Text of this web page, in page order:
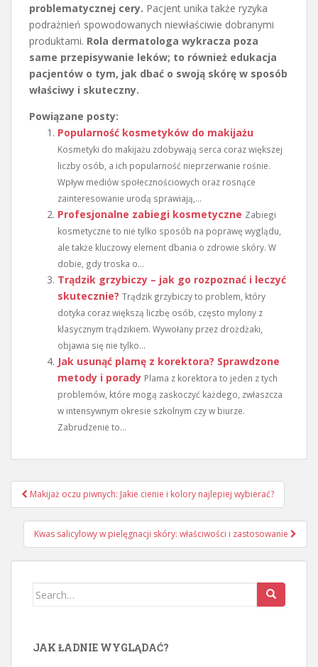
problematycznej cery. Pacjent unika także ryzyka
podrażnień spowodowanych niewłaściwie dobranymi
produktami. Rola dermatologa wykracza poza
same przepisywanie leków; to również edukacja
pacjentów o tym, jak dbać o swoją skórę w sposób
właściwy i skuteczny.
Powiązane posty:
Popularność kosmetyków do makijażu
Kosmetyki do makijażu zdobywają serca coraz większej
liczby osób, a ich popularność nieprzerwanie rośnie.
Wpływ mediów społecznościowych oraz rosnące
zainteresowanie urodą sprawiają,...
Profesjonalne zabiegi kosmetyczne Zabiegi
kosmetyczne to nie tylko sposób na poprawę wyglądu,
ale także kluczowy element dbania o zdrowie skóry. W
dobie, gdy troska o...
Trądzik grzybiczy – jak go rozpoznać i leczyć
skutecznie? Trądzik grzybiczy to problem, który
dotyka coraz większą liczbę osób, często mylony z
klasycznym trądzikiem. Wywołany przez drożdżaki,
objawia się nie tylko...
Jak usunąć plamę z korektora? Sprawdzone
metody i porady Plama z korektora to jeden z tych
problemów, które mogą zaskoczyć każdego, zwłaszcza
w intensywnym okresie szkolnym czy w biurze.
Zabrudzenie to...
Nawigacja
wpisu
Makijaż oczu piwnych: Jakie cienie i kolory najlepiej wybierać?
Kwas salicylowy w pielęgnacji skóry: właściwości i zastosowanie
Search
JAK ŁADNIE WYGLĄDAĆ?